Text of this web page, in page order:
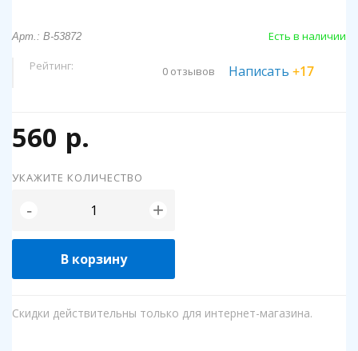
Арт.: B-53872 Есть в наличии
Рейтинг: 0 отзывов Написать +17
560 р.
УКАЖИТЕ КОЛИЧЕСТВО
- +
В корзину
Скидки действительны только для интернет-магазина.